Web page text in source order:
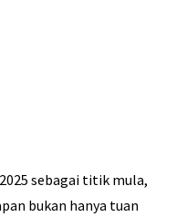
sebagai titik mula,
bukan hanya tuan